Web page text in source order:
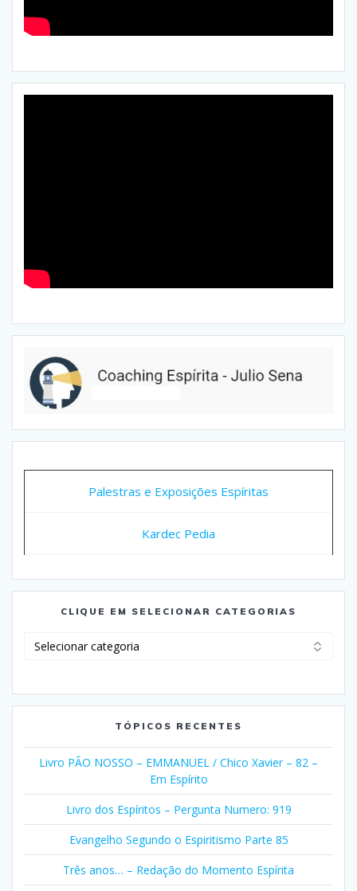
Palestras e Exposições Espíritas
Kardec Pedia
CLIQUE EM SELECIONAR CATEGORIAS
Categorias
TÓPICOS RECENTES
Livro PÃO NOSSO – EMMANUEL / Chico Xavier – 82 –
Em Espírito
Livro dos Espíritos – Pergunta Numero: 919
Evangelho Segundo o Espiritismo Parte 85
Três anos… – Redação do Momento Espírita